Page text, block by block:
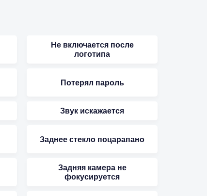
Не включается после
логотипа
Потерял пароль
Звук искажается
Заднее стекло поцарапано
Задняя камера не
фокусируется